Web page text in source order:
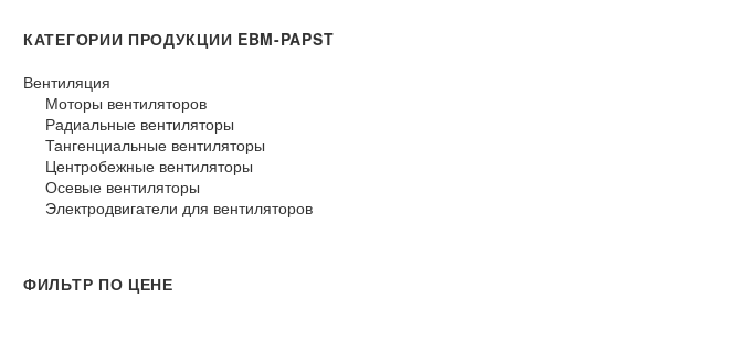
497 товары
ОСЕВЫЕ ВЕНТИЛЯТОРЫ
2210 товары
ЭЛЕКТРОДВИГАТЕЛИ ДЛЯ ВЕНТИЛЯТОРОВ
13 товары
КАТЕГОРИИ ПРОДУКЦИИ EBM-PAPST
Вентиляция
Моторы вентиляторов
Радиальные вентиляторы
Тангенциальные вентиляторы
Центробежные вентиляторы
Осевые вентиляторы
Электродвигатели для вентиляторов
ФИЛЬТР ПО ЦЕНЕ